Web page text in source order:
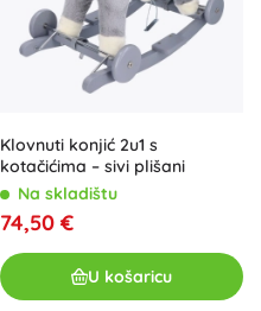
Klovnuti konjić 2u1 s
kotačićima – sivi plišani
Na skladištu
74,50 €
U košaricu